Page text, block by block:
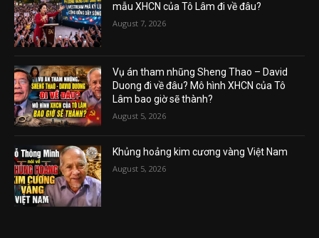
mẫu XHCN của Tô Lâm đi về đâu?
August 7, 2026
Vụ án tham nhũng Sheng Thao – David
Duong đi về đâu? Mô hình XHCN của Tô
Lâm bao giờ sẽ thành?
August 5, 2026
Khủng hoảng kim cương vàng Việt Nam
August 5, 2026